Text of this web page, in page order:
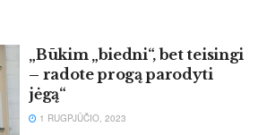
„Būkim „biedni“, bet teisingi
– radote progą parodyti
jėgą“
1 RUGPJŪČIO, 2023